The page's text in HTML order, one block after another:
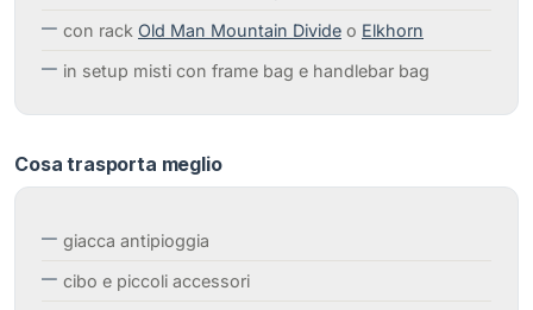
con rack Old Man Mountain Divide o Elkhorn
in setup misti con frame bag e handlebar bag
Cosa trasporta meglio
giacca antipioggia
cibo e piccoli accessori